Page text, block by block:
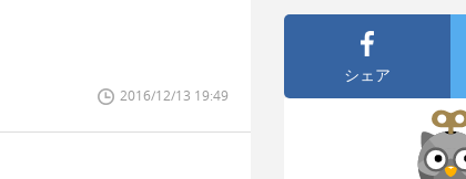
2016/12/13 19:49
シェア